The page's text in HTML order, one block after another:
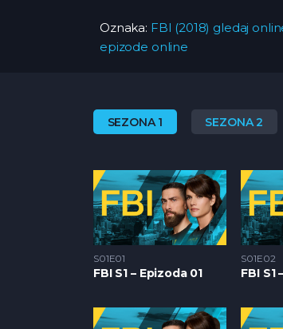
Oznaka: FBI (2018) gledaj
epizode online
SEZONA 1 SEZONA 2
S01E01
FBI S1 – Epizoda 01
S01E02
FBI S1